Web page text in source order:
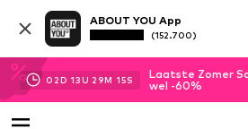
ABOUT YOU App
(152.700)
02D 13U 29M 14S
Laatste Zomer
wel -60%